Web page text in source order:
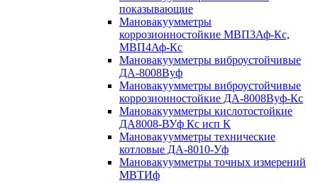
показывающие
Мановакуумметры
коррозионностойкие МВП3Аф-Кс,
МВП4Аф-Кс
Мановакуумметры виброустойчивые
ДА-8008Вуф
Мановакуумметры виброустойчивые
коррозионностойкие ДА-8008Вуф-Кс
Мановакуумметры кислотостойкие
ДА8008-ВУф Кс исп К
Мановакуумметры технические
котловые ДА-8010-Уф
Мановакуумметры точных измерений
МВТИф